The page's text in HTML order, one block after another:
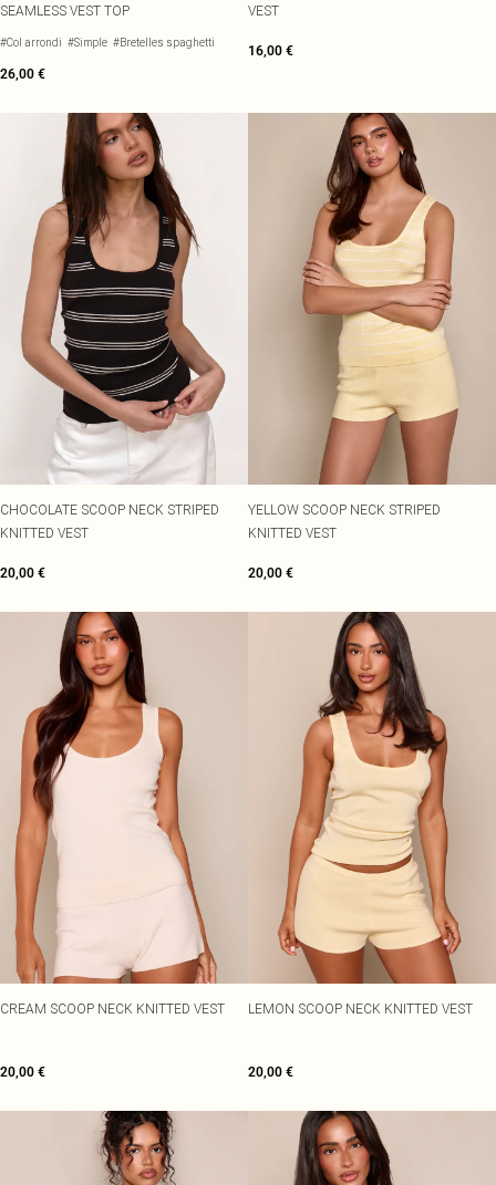
SEAMLESS VEST TOP
#Col arrondi #Simple #Bretelles spaghetti
26,00 €
VEST
16,00 €
CHOCOLATE SCOOP NECK STRIPED
KNITTED VEST
20,00 €
YELLOW SCOOP NECK STRIPED
KNITTED VEST
20,00 €
CREAM SCOOP NECK KNITTED VEST
20,00 €
LEMON SCOOP NECK KNITTED VEST
20,00 €